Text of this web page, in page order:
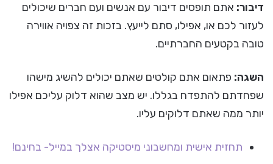
דיבור: אתם תופסים דיבור עם אנשים ועם חברים שיכולים
לעזור לכם או, אפילו, סתם לייעץ. בזכות זה צפויה אווירה
טובה בקטעים החברתיים.
השגה: פתאום אתם קולטים שאתם יכולים להשיג מישהו
שפחדתם להתפדח בגללו. יש מצב שהוא דלוק עליכם אפילו
יותר ממה שאתם דלוקים עליו.
תחזית אישית ומחשבוני מיסטיקה אצלך במייל- בחינם!